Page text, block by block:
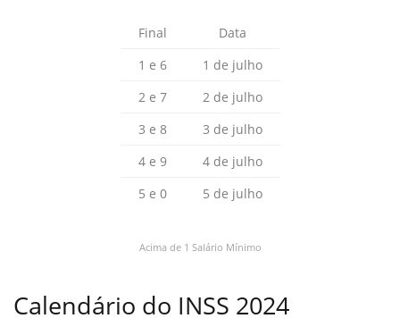
Final
Data
1 e 6
1 de julho
2 e 7
2 de julho
3 e 8
3 de julho
4 e 9
4 de julho
5 e 0
5 de julho
Acima de 1 Salário Mínimo
Calendário do INSS 2024